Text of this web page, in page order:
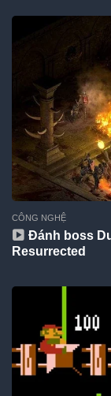
CÔNG NGHỆ
Đánh boss
Resurrected